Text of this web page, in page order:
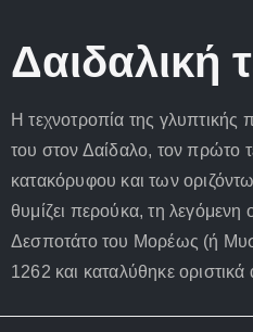
Δαιδαλική
Η τεχνοτροπία της γλυπτικής
του στον Δαίδαλο, τον πρώτο
κατακόρυφου και των
θυμίζει περούκα, τη
Δεσποτάτο του Μορέως (ή
1262 και καταλύθηκε